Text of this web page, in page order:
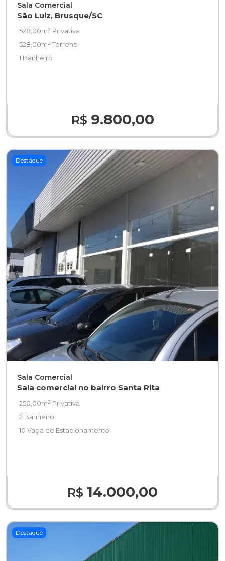
Sala Comercial
São Luiz, Brusque/SC
528,00m² Privativa
528,00m² Terreno
1 Banheiro
R$ 9.800,00
Destaque
Sala Comercial
Sala comercial no bairro Santa Rita
250,00m² Privativa
2 Banheiro
10 Vaga de Estacionamento
R$ 14.000,00
Destaque